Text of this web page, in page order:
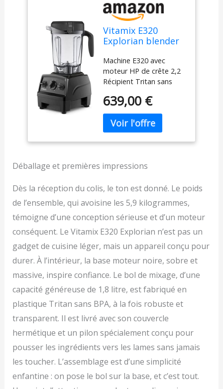
Vitamix E320
Explorian blender
Machine E320 avec
moteur HP de crête 2,2
Récipient Tritan sans
10 vitesses variables +
fonction impulsion
Garantie 7 ans
Composants inclus: Base
de moteur Low-Profile
BPA Livre de cuisine
639,00 €
Déballage et premières impressions
Dès la réception du colis, le ton est donné. Le poids
de l’ensemble, qui avoisine les 5,9 kilogrammes,
témoigne d’une conception sérieuse et d’un moteur
conséquent. Le Vitamix E320 Explorian n’est pas un
gadget de cuisine léger, mais un appareil conçu pour
durer. À l’intérieur, la base moteur noire, sobre et
massive, inspire confiance. Le bol de mixage, d’une
capacité généreuse de 1,8 litre, est fabriqué en
plastique Tritan sans BPA, à la fois robuste et
transparent. Il est livré avec son couvercle
hermétique et un pilon spécialement conçu pour
pousser les ingrédients vers les lames sans jamais
les toucher. L’assemblage est d’une simplicité
enfantine : on pose le bol sur la base, et c’est tout.